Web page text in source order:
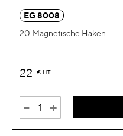
EG 8008
20 Magnetische Haken
22 € HT
- +